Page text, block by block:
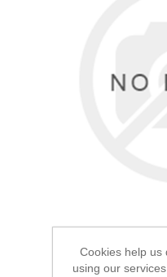
Cookies help us
using our